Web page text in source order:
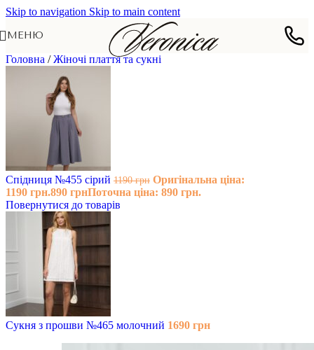
Skip to navigation Skip to main content
МЕНЮ
Головна / Жіночі плаття та сукні
Спідниця №455 сірий 1190грн Оригінальна ціна:
1190 грн.890 грнПоточна ціна: 890 грн.
Повернутися до товарів
Сукня з прошви №465 молочний 1690 грн